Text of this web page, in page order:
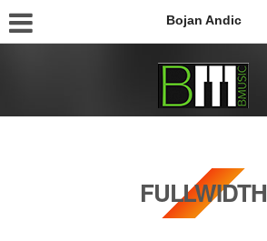
Bojan Andic
FULLWIDTH